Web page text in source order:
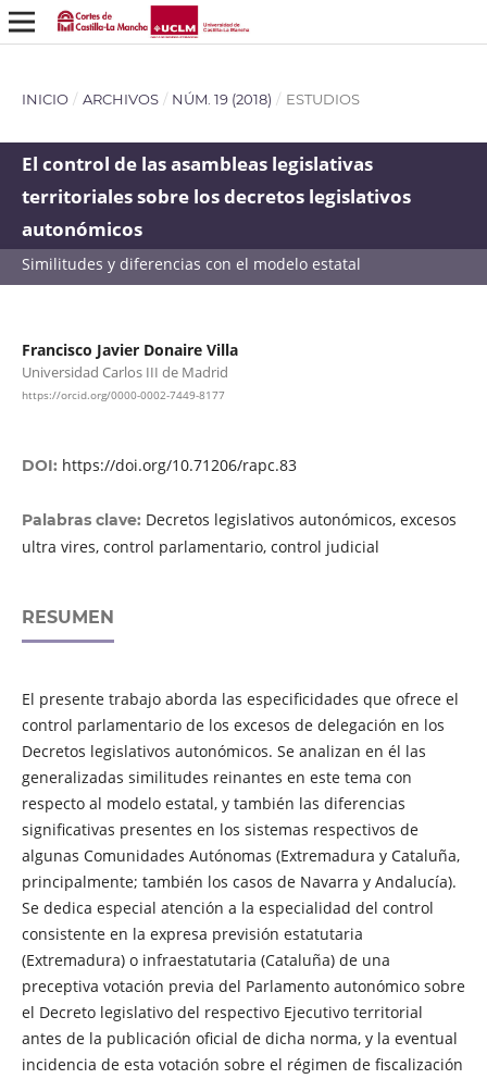
INICIO / ARCHIVOS / NÚM. 19 (2018) / ESTUDIOS
El control de las asambleas legislativas
territoriales sobre los decretos legislativos
autonómicos
Similitudes y diferencias con el modelo estatal
Francisco Javier Donaire Villa
Universidad Carlos III de Madrid
https://orcid.org/0000-0002-7449-8177
DOI: https://doi.org/10.71206/rapc.83
Palabras clave: Decretos legislativos autonómicos, excesos
ultra vires, control parlamentario, control judicial
RESUMEN
El presente trabajo aborda las especificidades que ofrece el
control parlamentario de los excesos de delegación en los
Decretos legislativos autonómicos. Se analizan en él las
generalizadas similitudes reinantes en este tema con
respecto al modelo estatal, y también las diferencias
significativas presentes en los sistemas respectivos de
algunas Comunidades Autónomas (Extremadura y Cataluña,
principalmente; también los casos de Navarra y Andalucía).
Se dedica especial atención a la especialidad del control
consistente en la expresa previsión estatutaria
(Extremadura) o infraestatutaria (Cataluña) de una
preceptiva votación previa del Parlamento autonómico sobre
el Decreto legislativo del respectivo Ejecutivo territorial
antes de la publicación oficial de dicha norma, y la eventual
incidencia de esta votación sobre el régimen de fiscalización